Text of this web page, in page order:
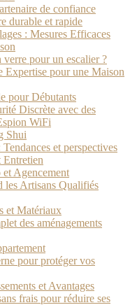
de confiance
durable et rapide
: Mesures Efficaces
pour un escalier ?
pour une Maison
pour Débutants
Discrète avec des
WiFi
Shui
et perspectives
Agencement
les Artisans Qualifiés
et Matériaux
des aménagements
pour protéger vos
et Avantages
frais pour réduire ses